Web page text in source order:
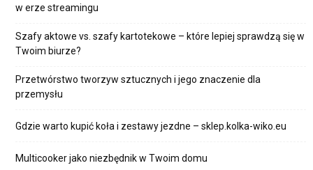
w erze streamingu
Szafy aktowe vs. szafy kartotekowe – które lepiej sprawdzą się w
Twoim biurze?
Przetwórstwo tworzyw sztucznych i jego znaczenie dla
przemysłu
Gdzie warto kupić koła i zestawy jezdne – sklep.kolka-wiko.eu
Multicooker jako niezbędnik w Twoim domu